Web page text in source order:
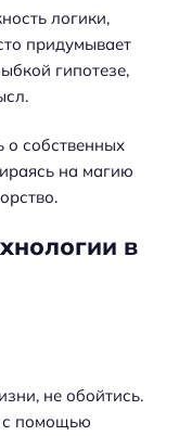
логики,
придумывает
гипотезе,
о собственных
на магию
в
не обойтись.
с помощью